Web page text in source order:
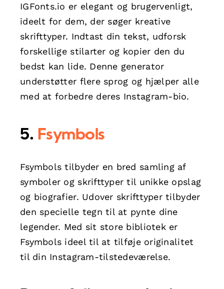
IGFonts.io er elegant og brugervenligt,
ideelt for dem, der søger kreative
skrifttyper. Indtast din tekst, udforsk
forskellige stilarter og kopier den du
bedst kan lide. Denne generator
understøtter flere sprog og hjælper alle
med at forbedre deres Instagram-bio.
5. Fsymbols
Fsymbols tilbyder en bred samling af
symboler og skrifttyper til unikke opslag
og biografier. Udover skrifttyper tilbyder
den specielle tegn til at pynte dine
legender. Med sit store bibliotek er
Fsymbols ideel til at tilføje originalitet
til din Instagram-tilstedeværelse.